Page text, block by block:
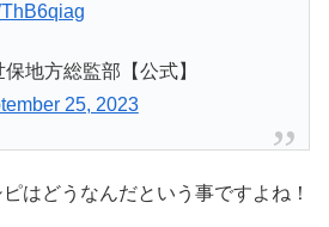
地方総監部【公式】
25, 2023
はどうなんだという事ですよね！